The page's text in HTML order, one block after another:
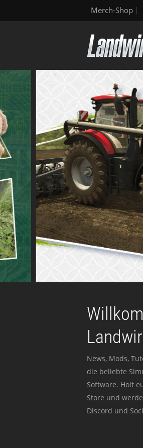
Merch-Shop
News, Mods,
die beliebte
Software. Holt
Store und
Discord und